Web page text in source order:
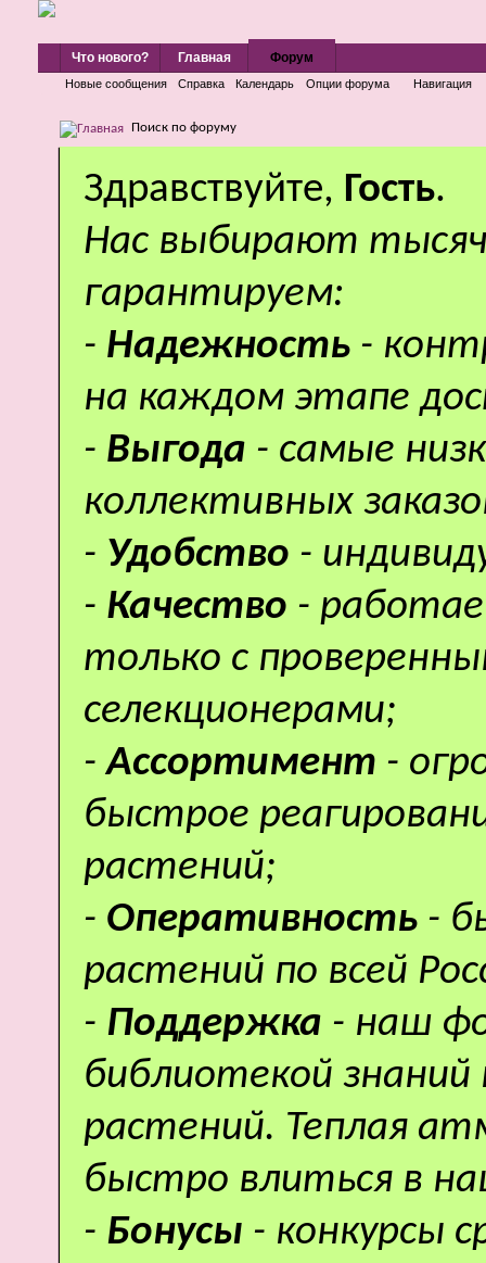
Что нового? Главная Форум
Новые сообщения Справка Календарь Опции форума Навигация
Поиск по форуму
Здравствуйте, Гость.
Нас выбирают
гарантируем:
- Надежность -
на каждом этапе
- Выгода - самые
коллективных
- Удобство -
- Качество -
только с
селекционерами;
-Ассортимент -
быстрое
растений;
- Оперативность -
растений по всей
- Поддержка - наш
библиотекой
растений. Теплая
быстро влиться в
- Бонусы - конкурсы